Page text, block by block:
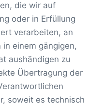
die wir auf
oder in Erfüllung
verarbeiten, an
einem gängigen,
aushändigen zu
Übertragung der
soweit es technisch